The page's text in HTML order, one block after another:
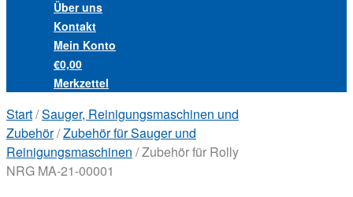
Über uns
Kontakt
Mein Konto
€0,00
Merkzettel
Start/Sauger, Reinigungsmaschinen und
Zubehör/Zubehör für Sauger und
Reinigungsmaschinen / Zubehör für Rolly
NRG MA-21-00001